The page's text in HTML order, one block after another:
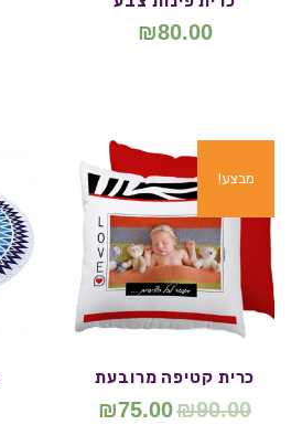
₪80.00
מבצע!
כרית קטיפה מרובעת
₪90.00
₪75.00